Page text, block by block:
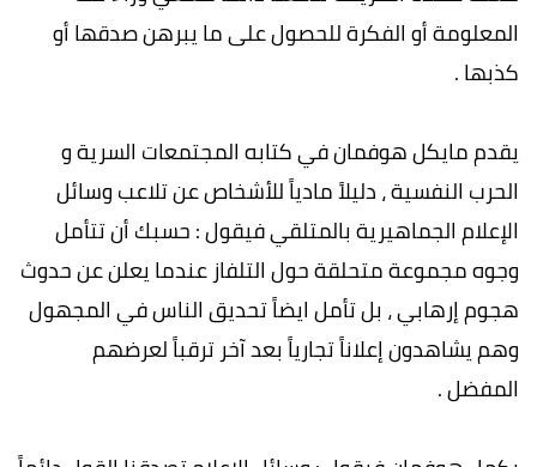
المعلومة أو الفكرة للحصول على ما يبرهن صدقها أو
كذبها .
يقدم مايكل هوفمان في كتابه المجتمعات السرية و
الحرب النفسية ، دليلاً مادياً للأشخاص عن تلاعب وسائل
الإعلام الجماهيرية بالمتلقي فيقول : حسبك أن تتأمل
وجوه مجموعة متحلقة حول التلفاز عندما يعلن عن حدوث
هجوم إرهابي ، بل تأمل ايضاً تحديق الناس في المجهول
وهم يشاهدون إعلاناً تجارياً بعد آخر ترقباً لعرضهم
المفضل .